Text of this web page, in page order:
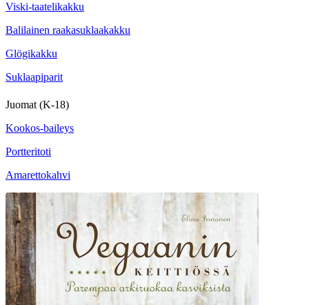
Viski-taatelikakku
Balilainen raakasuklaakakku
Glögikakku
Suklaapiparit
Juomat (K-18)
Kookos-baileys
Portteritoti
Amarettokahvi